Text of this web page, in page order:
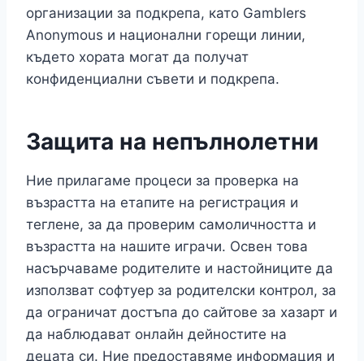
организации за подкрепа, като Gamblers
Anonymous и национални горещи линии,
където хората могат да получат
конфиденциални съвети и подкрепа.
Защита на непълнолетни
Ние прилагаме процеси за проверка на
възрастта на етапите на регистрация и
теглене, за да проверим самоличността и
възрастта на нашите играчи. Освен това
насърчаваме родителите и настойниците да
използват софтуер за родителски контрол, за
да ограничат достъпа до сайтове за хазарт и
да наблюдават онлайн дейностите на
децата си. Ние предоставяме информация и